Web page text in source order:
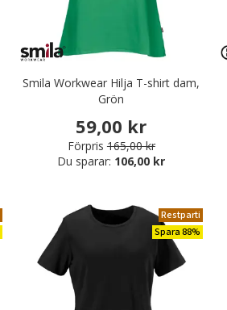
Smila Workwear Hilja T-shirt dam,
Grön
59,00 kr
Förpris 165,00 kr
Du sparar: 106,00 kr
Restparti
Spara 88%